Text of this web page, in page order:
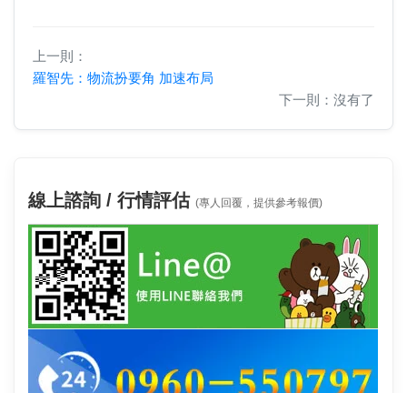
上一則：
羅智先：物流扮要角 加速布局
下一則：沒有了
線上諮詢 / 行情評估 (專人回覆，提供參考報價)